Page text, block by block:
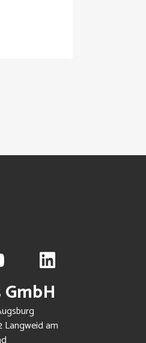
Langweid am